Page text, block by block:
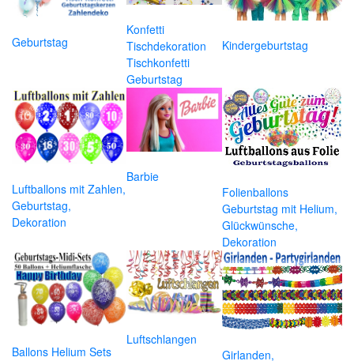
Geburtstag
Konfetti
Tischdekoration
Tischkonfetti
Geburtstag
Kindergeburtstag
Luftballons mit Zahlen,
Geburtstag,
Dekoration
Barbie
Folienballons
Geburtstag mit Helium,
Glückwünsche,
Dekoration
Ballons Helium Sets
Luftschlangen
Girlanden,